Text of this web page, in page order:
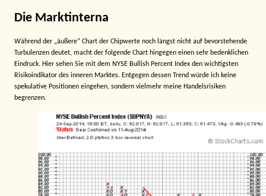
Die Marktinterna
Während der „äußere“ Chart der Chipwerte noch längst nicht auf bevorstehende
Turbulenzen deutet, macht der folgende Chart hingegen einen sehr bedenklichen
Eindruck. Hier sehen Sie mit dem NYSE Bullish Percent Index den wichtigsten
Risikoindikator des inneren Marktes. Entgegen dessen Trend würde ich keine
spekulative Positionen eingehen, sondern vielmehr meine Handelsrisiken
begrenzen.